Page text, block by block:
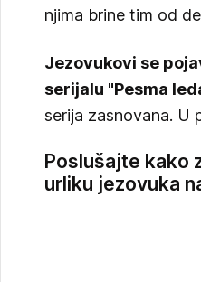
njima brine tim od
Jezovukovi se
serijalu "Pesma
serija zasnovana. U
Poslušajte kako
urliku jezovuka